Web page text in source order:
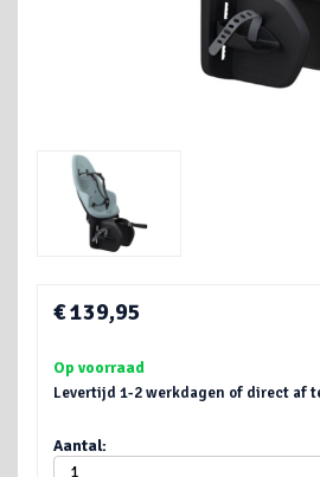
€ 139,95
Op voorraad
Levertijd 1-2 werkdagen of direct af
Aantal: